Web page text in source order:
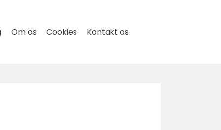
Om os Cookies Kontakt os